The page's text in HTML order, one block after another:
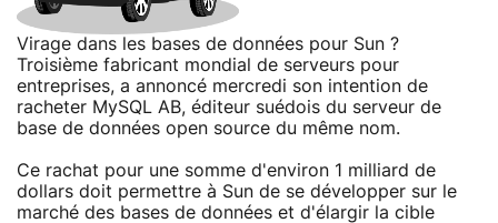
Virage dans les bases de données pour Sun ?
Troisième fabricant mondial de serveurs pour
entreprises, a annoncé mercredi son intention de
racheter MySQL AB, éditeur suédois du serveur de
base de données open source du même nom.
Ce rachat pour une somme d'environ 1 milliard de
dollars doit permettre à Sun de se développer sur le
marché des bases de données et d'élargir la cible